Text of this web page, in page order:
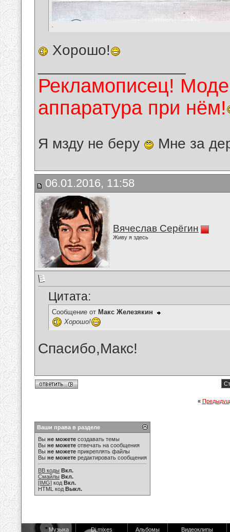
Хорошо!
Рекламописец!
аппаратура при нём!
Я мзду не беру Мне за
06.01.2016, 11:58
Вячеслав Серёгин
Живу я здесь
Цитата:
Сообщение от Макс Железякин
Хорошо!
Спасибо,Макс!
«
Ваши права в разделе
Вы не можете создавать темы
Вы не можете отвечать на сообщения
Вы не можете прикреплять файлы
Вы не можете редактировать сообщения
BB коды Вкл.
Смайлы Вкл.
[IMG] код Вкл.
HTML код Выкл.
Музыка Dj mixes Альбомы Видеоклипы